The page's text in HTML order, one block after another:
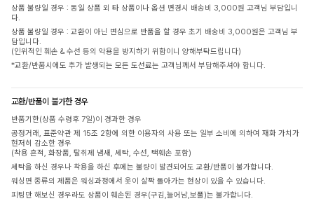
상품 불량일 경우 : 동일 상품 외 타 상품이나 옵션 변경시 배송비 3,000원 고객님 부담입니
다.
상품 불량일 경우 : 교환이 아닌 변심으로 반품을 할 경우 초기 배송비 3,000원은 고객님 부
담입니다.
(인위적인 훼손 & 수선 등의 악용을 방지하기 위함이니 양해부탁드립니다)
*교환/반품시에도 추가 발생되는 모든 도선료는 고객님께서 부담해주셔야 합니다.
교환/반품이 불가한 경우
반품기한(상품 수령후 7일)이 경과한 경우
공정거래, 표준약관 제 15조 2항에 의한 이용자의 사용 또는 일부 소비에 의하여 재화 가치가
현저히 감소한 경우
(착용 흔적, 화장품, 탈취제 냄새, 세탁, 수선, 택훼손 포함)
세탁을 하신 경우나 착용을 하신 후에는 불량이 발견되어도 교환/반품이 불가합니다.
워싱면 종류의 제품은 워싱과정에서 옷이 살짝 돌아가는 현상이 있을 수 있습니다.
피팅만 해보신 경우라도 상품이 훼손된 경우(구김,늘어남,보풀)는 불가합니다.